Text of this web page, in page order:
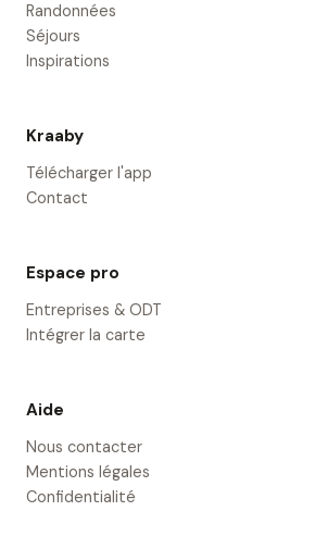
Randonnées
Séjours
Inspirations
Kraaby
Télécharger l'app
Contact
Espace pro
Entreprises & ODT
Intégrer la carte
Aide
Nous contacter
Mentions légales
Confidentialité